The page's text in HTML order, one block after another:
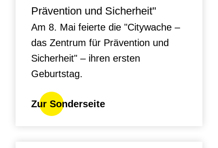
Prävention und Sicherheit"
Am 8. Mai feierte die "Citywache –
das Zentrum für Prävention und
Sicherheit" – ihren ersten
Geburtstag.
Zur Sonderseite